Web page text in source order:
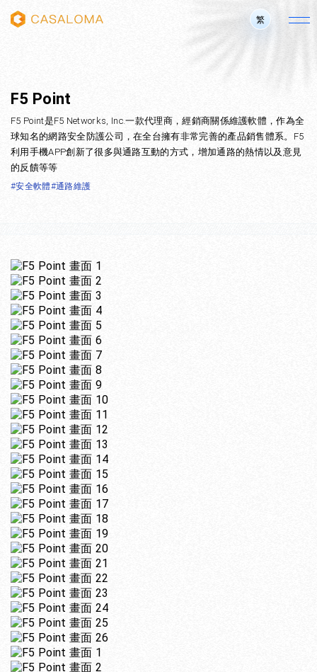
繁
F5 Point
F5 Point是F5 Networks, Inc.一款代理商，經銷商關係維護軟體，作為全
球知名的網路安全防護公司，在全台擁有非常完善的產品銷售體系。F5
利用手機APP創新了很多與通路互動的方式，增加通路的熱情以及意見
的反饋等等
#安全軟體#通路維護